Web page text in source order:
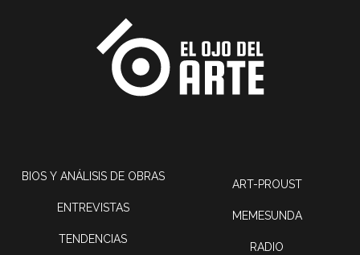
BIOS Y ANÁLISIS DE OBRAS
ENTREVISTAS
TENDENCIAS
ART-PROUST
MEMESUNDA
RADIO